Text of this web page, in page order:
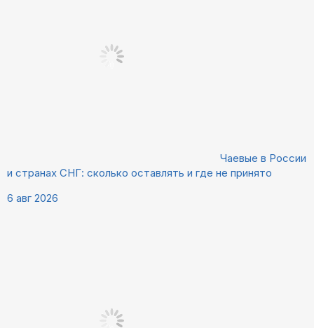
Чаевые в России
и странах СНГ: сколько оставлять и где не принято
6 авг 2026